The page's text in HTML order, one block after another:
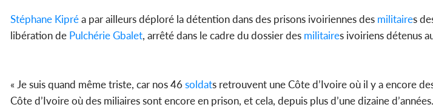
Stéphane Kipréa par ailleurs déploré la détention dans des prisons ivoiriennes des militaires
libération de Pulchérie Gbalet, arrêté dans le cadre du dossier des militaires ivoiriens détenus
« Je suis quand même triste, car nos 46 soldats retrouvent une Côte d’Ivoire où il y a encore
Côte d’Ivoire où des miliaires sont encore en prison, et cela, depuis plus d’une dizaine